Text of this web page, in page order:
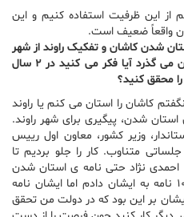
این ظرفیت استفاده کنیم و این
واقعاً ضعیف است.
شدن کاشان و تفکیک راوند از شهر
کاشان بود. ۲ سال از اون زمان می گذرد آیا فکر می کنید در ۲ سال
را محقق کنید؟
کاشان را استان می کنم یا راوند
شدن، پیگیری برای شهر راوند.
وزیر کشور، معاون اول رییس
متناوب. کار را جلو بردیم تا
احمدی نژاد حتی نامه ی استان شدن
کاشان را از من نگرفتند. شاید من ۱۰ نامه به ایشان دادم اما ایشان نامه
بر این بود که در دولت من تحقق